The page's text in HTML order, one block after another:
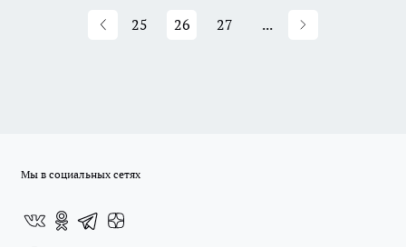
25 26 27 ...
Мы в социальных сетях